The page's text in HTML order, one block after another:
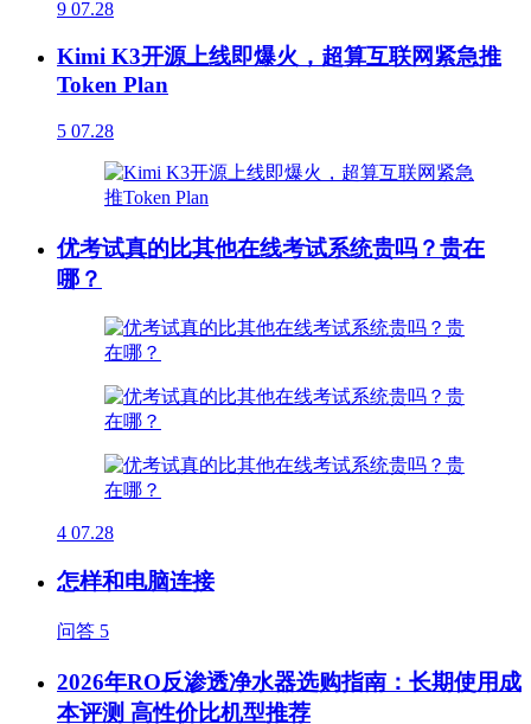
9 07.28
Kimi K3开源上线即爆火，超算互联网紧急推
Token Plan
5 07.28
优考试真的比其他在线考试系统贵吗？贵在
哪？
4 07.28
怎样和电脑连接
问答 5
2026年RO反渗透净水器选购指南：长期使用成
本评测 高性价比机型推荐